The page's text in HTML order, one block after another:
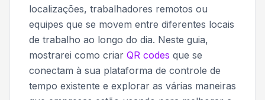
localizações, trabalhadores remotos ou
equipes que se movem entre diferentes locais
de trabalho ao longo do dia. Neste guia,
mostrarei como criar QR codes que se
conectam à sua plataforma de controle de
tempo existente e explorar as várias maneiras